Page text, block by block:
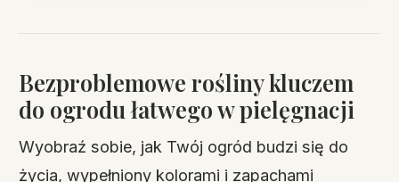
Bezproblemowe rośliny kluczem
do ogrodu łatwego w pielęgnacji
Wyobraź sobie, jak Twój ogród budzi się do
życia, wypełniony kolorami i zapachami